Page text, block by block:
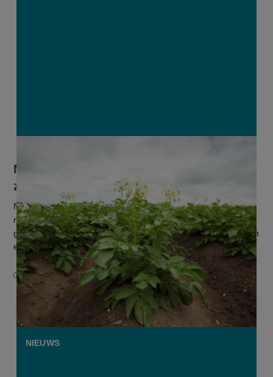
Nederlandse onderzoekers ontwikkelen
ziekteresistente aardappelen
Nederlandse onderzoekers hebben proefvelden aangeplant
met genetisch aangepaste aardappelen. Door meerdere
genen toe te voegen of uit te schakelen, hebben de gewassen
een resistentie tegen z...
10 APRIL 2026
NIEUWS